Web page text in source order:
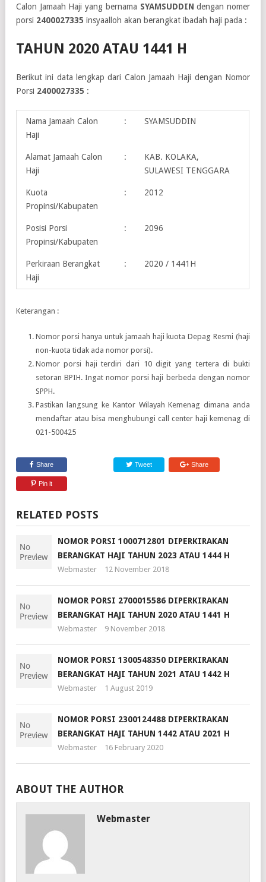
Calon Jamaah Haji yang bernama SYAMSUDDIN dengan nomer
porsi 2400027335 insyaalloh akan berangkat ibadah haji pada :
TAHUN 2020 ATAU 1441 H
Berikut ini data lengkap dari Calon Jamaah Haji dengan Nomor
Porsi 2400027335 :
Nama Jamaah Calon
Haji
: SYAMSUDDIN
Alamat Jamaah Calon
Haji
:
KAB. KOLAKA,
SULAWESI TENGGARA
Kuota
Propinsi/Kabupaten
: 2012
Posisi Porsi
Propinsi/Kabupaten
: 2096
Perkiraan Berangkat
Haji
: 2020 / 1441H
Keterangan :
Nomor porsi hanya untuk jamaah haji kuota Depag Resmi (haji
non-kuota tidak ada nomor porsi).
Nomor porsi haji terdiri dari 10 digit yang tertera di bukti
setoran BPIH. Ingat nomor porsi haji berbeda dengan nomor
SPPH.
Pastikan langsung ke Kantor Wilayah Kemenag dimana anda
mendaftar atau bisa menghubungi call center haji kemenag di
021-500425
Share Tweet Share
Pin it
RELATED POSTS
NOMOR PORSI 1000712801 DIPERKIRAKAN
BERANGKAT HAJI TAHUN 2023 ATAU 1444 H
Webmaster 12 November 2018
NOMOR PORSI 2700015586 DIPERKIRAKAN
BERANGKAT HAJI TAHUN 2020 ATAU 1441 H
Webmaster 9 November 2018
NOMOR PORSI 1300548350 DIPERKIRAKAN
BERANGKAT HAJI TAHUN 2021 ATAU 1442 H
Webmaster 1 August 2019
NOMOR PORSI 2300124488 DIPERKIRAKAN
BERANGKAT HAJI TAHUN 1442 ATAU 2021 H
Webmaster 16 February 2020
ABOUT THE AUTHOR
Webmaster